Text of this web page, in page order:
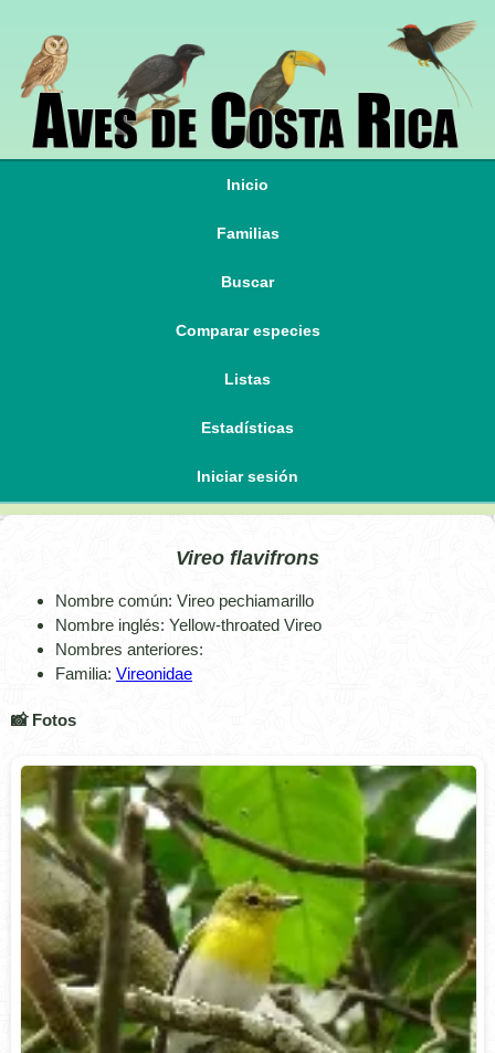
Inicio
Familias
Buscar
Comparar especies
Listas
Estadísticas
Iniciar sesión
Vireo flavifrons
Nombre común: Vireo pechiamarillo
Nombre inglés: Yellow-throated Vireo
Nombres anteriores:
Familia: Vireonidae
📸 Fotos